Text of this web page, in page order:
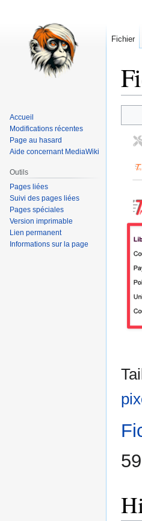
à
à
Fichier
Accueil
Modifications récentes
Page au hasard
Aide concernant MediaWiki
Outils
Pages liées
Suivi des pages liées
Pages spéciales
Version imprimable
Lien permanent
Informations sur la page